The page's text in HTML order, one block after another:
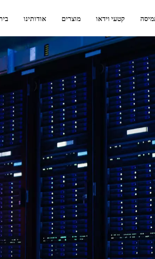
אודותינו מוצרים קטעי וידאו